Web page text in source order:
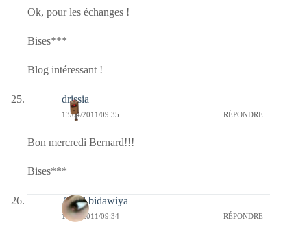
Ok, pour les échanges !
Bises***
Blog intéressant !
drissia
13/04/2011/09:35 RÉPONDRE
Bon mercredi Bernard!!!
Bises***
Amal bidawiya
13/04/2011/09:34 RÉPONDRE